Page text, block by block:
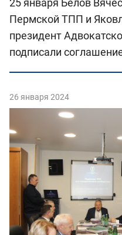
25 января Белов
Пермской ТПП и
президент
подписали
26 января 2024